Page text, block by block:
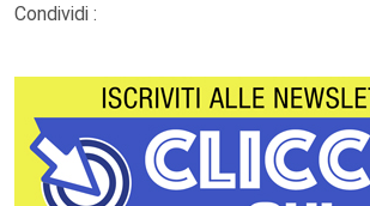
Condividi :